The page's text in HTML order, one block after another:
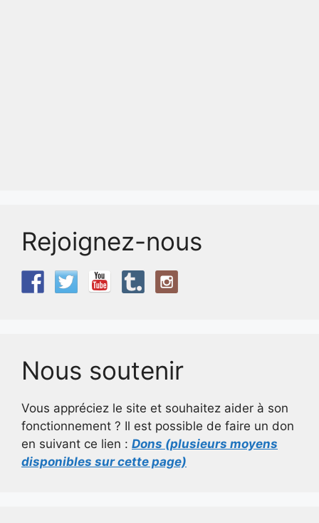
Rejoignez-nous
Nous soutenir
Vous appréciez le site et souhaitez aider à son
fonctionnement ? Il est possible de faire un don
en suivant ce lien : Dons (plusieurs moyens
disponibles sur cette page)